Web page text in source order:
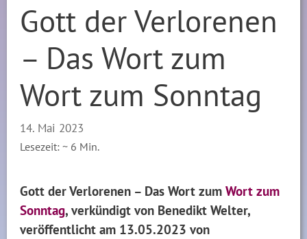
Gott der Verlorenen
– Das Wort zum
Wort zum Sonntag
14. Mai 2023
Lesezeit: ~ 6 Min.
Gott der Verlorenen – Das Wort zumWort zum
Sonntag, verkündigt von Benedikt Welter,
veröffentlicht am 13.05.2023 von